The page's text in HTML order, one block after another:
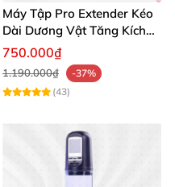
Máy Tập Pro Extender Kéo
Dài Dương Vật Tăng Kích
Thước Hiệu Quả
750.000₫
1.190.000₫
-37%
(43)